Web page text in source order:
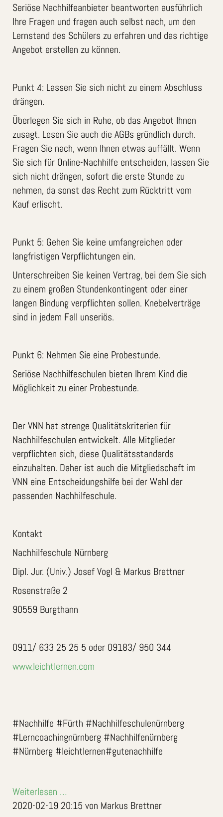
Seriöse Nachhilfeanbieter beantworten ausführlich
Ihre Fragen und fragen auch selbst nach, um den
Lernstand des Schülers zu erfahren und das richtige
Angebot erstellen zu können.
Punkt 4: Lassen Sie sich nicht zu einem Abschluss
drängen.
Überlegen Sie sich in Ruhe, ob das Angebot Ihnen
zusagt. Lesen Sie auch die AGBs gründlich durch.
Fragen Sie nach, wenn Ihnen etwas auffällt. Wenn
Sie sich für Online-Nachhilfe entscheiden, lassen Sie
sich nicht drängen, sofort die erste Stunde zu
nehmen, da sonst das Recht zum Rücktritt vom
Kauf erlischt.
Punkt 5: Gehen Sie keine umfangreichen oder
langfristigen Verpflichtungen ein.
Unterschreiben Sie keinen Vertrag, bei dem Sie sich
zu einem großen Stundenkontingent oder einer
langen Bindung verpflichten sollen. Knebelverträge
sind in jedem Fall unseriös.
Punkt 6: Nehmen Sie eine Probestunde.
Seriöse Nachhilfeschulen bieten Ihrem Kind die
Möglichkeit zu einer Probestunde.
Der VNN hat strenge Qualitätskriterien für
Nachhilfeschulen entwickelt. Alle Mitglieder
verpflichten sich, diese Qualitätsstandards
einzuhalten. Daher ist auch die Mitgliedschaft im
VNN eine Entscheidungshilfe bei der Wahl der
passenden Nachhilfeschule.
Kontakt
Nachhilfeschule Nürnberg
Dipl. Jur. (Univ.) Josef Vogl & Markus Brettner
Rosenstraße 2
90559 Burgthann
0911/ 633 25 25 5 oder 09183/ 950 344
www.leichtlernen.com
#Nachhilfe #Fürth #Nachhilfeschulenürnberg
#Lerncoachingnürnberg #Nachhilfenürnberg
#Nürnberg #leichtlernen#gutenachhilfe
Weiterlesen …
2020-02-19 20:15 von Markus Brettner